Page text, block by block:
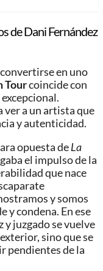
de Dani Fernández
en uno
Tourcoincide con
ver a un artista que
y autenticidad.
opuesta deLa
el impulso de la
que nace
y somos
y condena. En ese
y juzgado se vuelve
sino que se
pendientes de la